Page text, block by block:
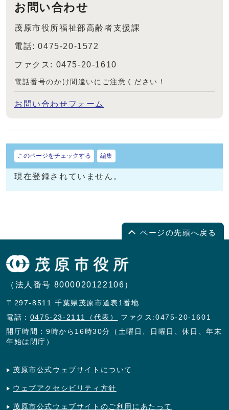
お問い合わせ
茂原市役所福祉部高齢者支援課
電話: 0475-20-1572
ファクス: 0475-20-1610
電話番号のかけ間違いにご注意ください！
お問い合わせフォーム
このページをチェックする 編集
現在登録されていません。
ページの先頭へ戻る
（法人番号 8000020122106）
〒297-8511 千葉県茂原市道表1番地
電話： 0475-23-2111（代表）
ファクス:0475-20-1601
開庁時間：9時から16時30分（土曜日、日曜日、休日、年末
年始は閉庁）
茂原市公式ウェブサイトについて
ウェブアクセシビリティ方針
茂原市公式ウェブサイトのご利用にあたって